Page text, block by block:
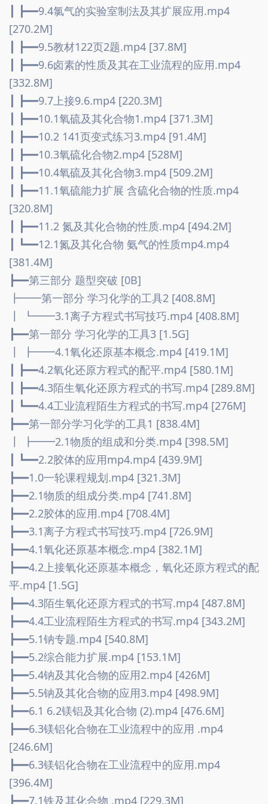
┃ ┣━━9.4氯气的实验室制法及其扩展应用.mp4
[270.2M]
┃ ┣━━9.5教材122页2题.mp4 [37.8M]
┃ ┣━━9.6卤素的性质及其在工业流程的应用.mp4
[332.8M]
┃ ┣━━9.7上接9.6.mp4 [220.3M]
┃ ┣━━10.1氧硫及其化合物1.mp4 [371.3M]
┃ ┣━━10.2 141页变式练习3.mp4 [91.4M]
┃ ┣━━10.3氧硫化合物2.mp4 [528M]
┃ ┣━━10.4氧硫及其化合物3.mp4 [509.2M]
┃ ┣━━11.1氧硫能力扩展 含硫化合物的性质.mp4
[320.8M]
┃ ┣━━11.2 氮及其化合物的性质.mp4 [494.2M]
┃ ┗━━12.1氮及其化合物 氨气的性质mp4.mp4
[381.4M]
┣━━第三部分 题型突破 [0B]
┣━━第一部分 学习化学的工具2 [408.8M]
┃ ┗━━3.1离子方程式书写技巧.mp4 [408.8M]
┣━━第一部分 学习化学的工具3 [1.5G]
┃ ┣━━4.1氧化还原基本概念.mp4 [419.1M]
┃ ┣━━4.2氧化还原方程式的配平.mp4 [580.1M]
┃ ┣━━4.3陌生氧化还原方程式的书写.mp4 [289.8M]
┃ ┗━━4.4工业流程陌生方程式的书写.mp4 [276M]
┣━━第一部分学习化学的工具1 [838.4M]
┃ ┣━━2.1物质的组成和分类.mp4 [398.5M]
┃ ┗━━2.2胶体的应用mp4.mp4 [439.9M]
┣━━1.0一轮课程规划.mp4 [321.3M]
┣━━2.1物质的组成分类.mp4 [741.8M]
┣━━2.2胶体的应用.mp4 [708.4M]
┣━━3.1离子方程式书写技巧.mp4 [726.9M]
┣━━4.1氧化还原基本概念.mp4 [382.1M]
┣━━4.2上接氧化还原基本概念，氧化还原方程式的配
平.mp4 [1.5G]
┣━━4.3陌生氧化还原方程式的书写.mp4 [487.8M]
┣━━4.4工业流程陌生方程式的书写.mp4 [343.2M]
┣━━5.1钠专题.mp4 [540.8M]
┣━━5.2综合能力扩展.mp4 [153.1M]
┣━━5.4钠及其化合物的应用2.mp4 [426M]
┣━━5.5钠及其化合物的应用3.mp4 [498.9M]
┣━━6.1 6.2镁铝及其化合物 (2).mp4 [476.6M]
┣━━6.3镁铝化合物在工业流程中的应用 .mp4
[246.6M]
┣━━6.3镁铝化合物在工业流程中的应用.mp4
[396.4M]
┣━━7.1铁及其化合物 .mp4 [229.3M]